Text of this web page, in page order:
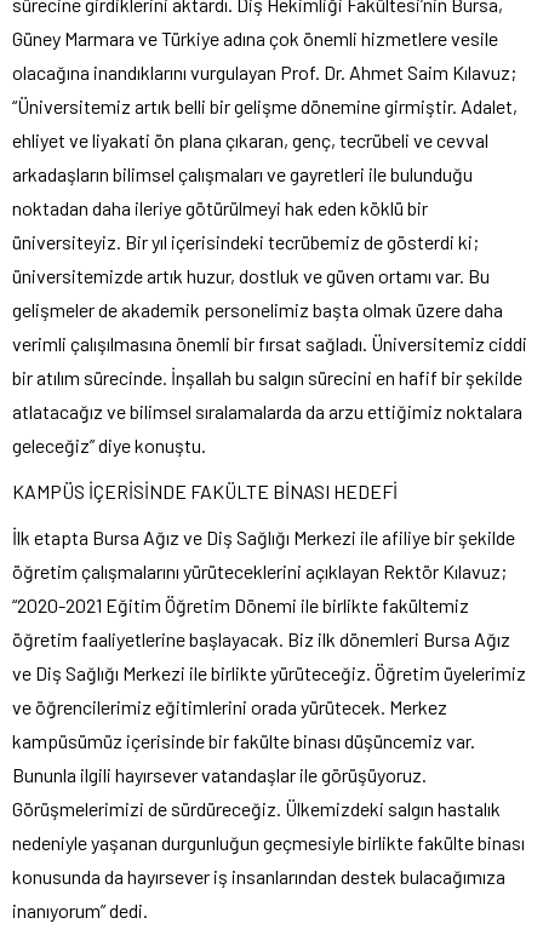
sürecine girdiklerini aktardı. Diş Hekimliği Fakültesi’nin Bursa,
Güney Marmara ve Türkiye adına çok önemli hizmetlere vesile
olacağına inandıklarını vurgulayan Prof. Dr. Ahmet Saim Kılavuz;
“Üniversitemiz artık belli bir gelişme dönemine girmiştir. Adalet,
ehliyet ve liyakati ön plana çıkaran, genç, tecrübeli ve cevval
arkadaşların bilimsel çalışmaları ve gayretleri ile bulunduğu
noktadan daha ileriye götürülmeyi hak eden köklü bir
üniversiteyiz. Bir yıl içerisindeki tecrübemiz de gösterdi ki;
üniversitemizde artık huzur, dostluk ve güven ortamı var. Bu
gelişmeler de akademik personelimiz başta olmak üzere daha
verimli çalışılmasına önemli bir fırsat sağladı. Üniversitemiz ciddi
bir atılım sürecinde. İnşallah bu salgın sürecini en hafif bir şekilde
atlatacağız ve bilimsel sıralamalarda da arzu ettiğimiz noktalara
geleceğiz” diye konuştu.
KAMPÜS İÇERİSİNDE FAKÜLTE BİNASI HEDEFİ
İlk etapta Bursa Ağız ve Diş Sağlığı Merkezi ile afiliye bir şekilde
öğretim çalışmalarını yürüteceklerini açıklayan Rektör Kılavuz;
“2020-2021 Eğitim Öğretim Dönemi ile birlikte fakültemiz
öğretim faaliyetlerine başlayacak. Biz ilk dönemleri Bursa Ağız
ve Diş Sağlığı Merkezi ile birlikte yürüteceğiz. Öğretim üyelerimiz
ve öğrencilerimiz eğitimlerini orada yürütecek. Merkez
kampüsümüz içerisinde bir fakülte binası düşüncemiz var.
Bununla ilgili hayırsever vatandaşlar ile görüşüyoruz.
Görüşmelerimizi de sürdüreceğiz. Ülkemizdeki salgın hastalık
nedeniyle yaşanan durgunluğun geçmesiyle birlikte fakülte binası
konusunda da hayırsever iş insanlarından destek bulacağımıza
inanıyorum” dedi.